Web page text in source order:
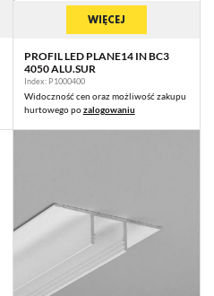
WIĘCEJ
PROFIL LED PLANE14 IN BC3
4050 ALU.SUR
Index: P1000400
Widoczność cen oraz możliwość zakupu
hurtowego pozalogowaniu